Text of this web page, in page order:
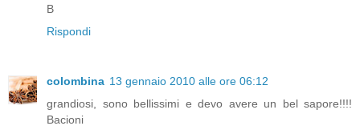
B
Rispondi
colombina 13 gennaio 2010 alle ore 06:12
grandiosi, sono bellissimi e devo avere un bel sapore!!!!
Bacioni